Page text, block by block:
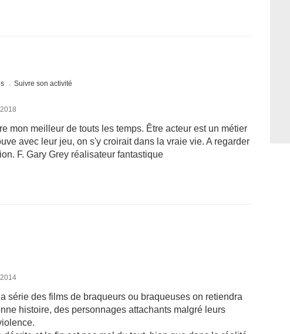
Suivre son activité
mon meilleur de touts les temps. Être acteur est un métier
avec leur jeu, on s'y croirait dans la vraie vie. A regarder
F. Gary Grey réalisateur fantastique
série des films de braqueurs ou braqueuses on retiendra
histoire, des personnages attachants malgré leurs